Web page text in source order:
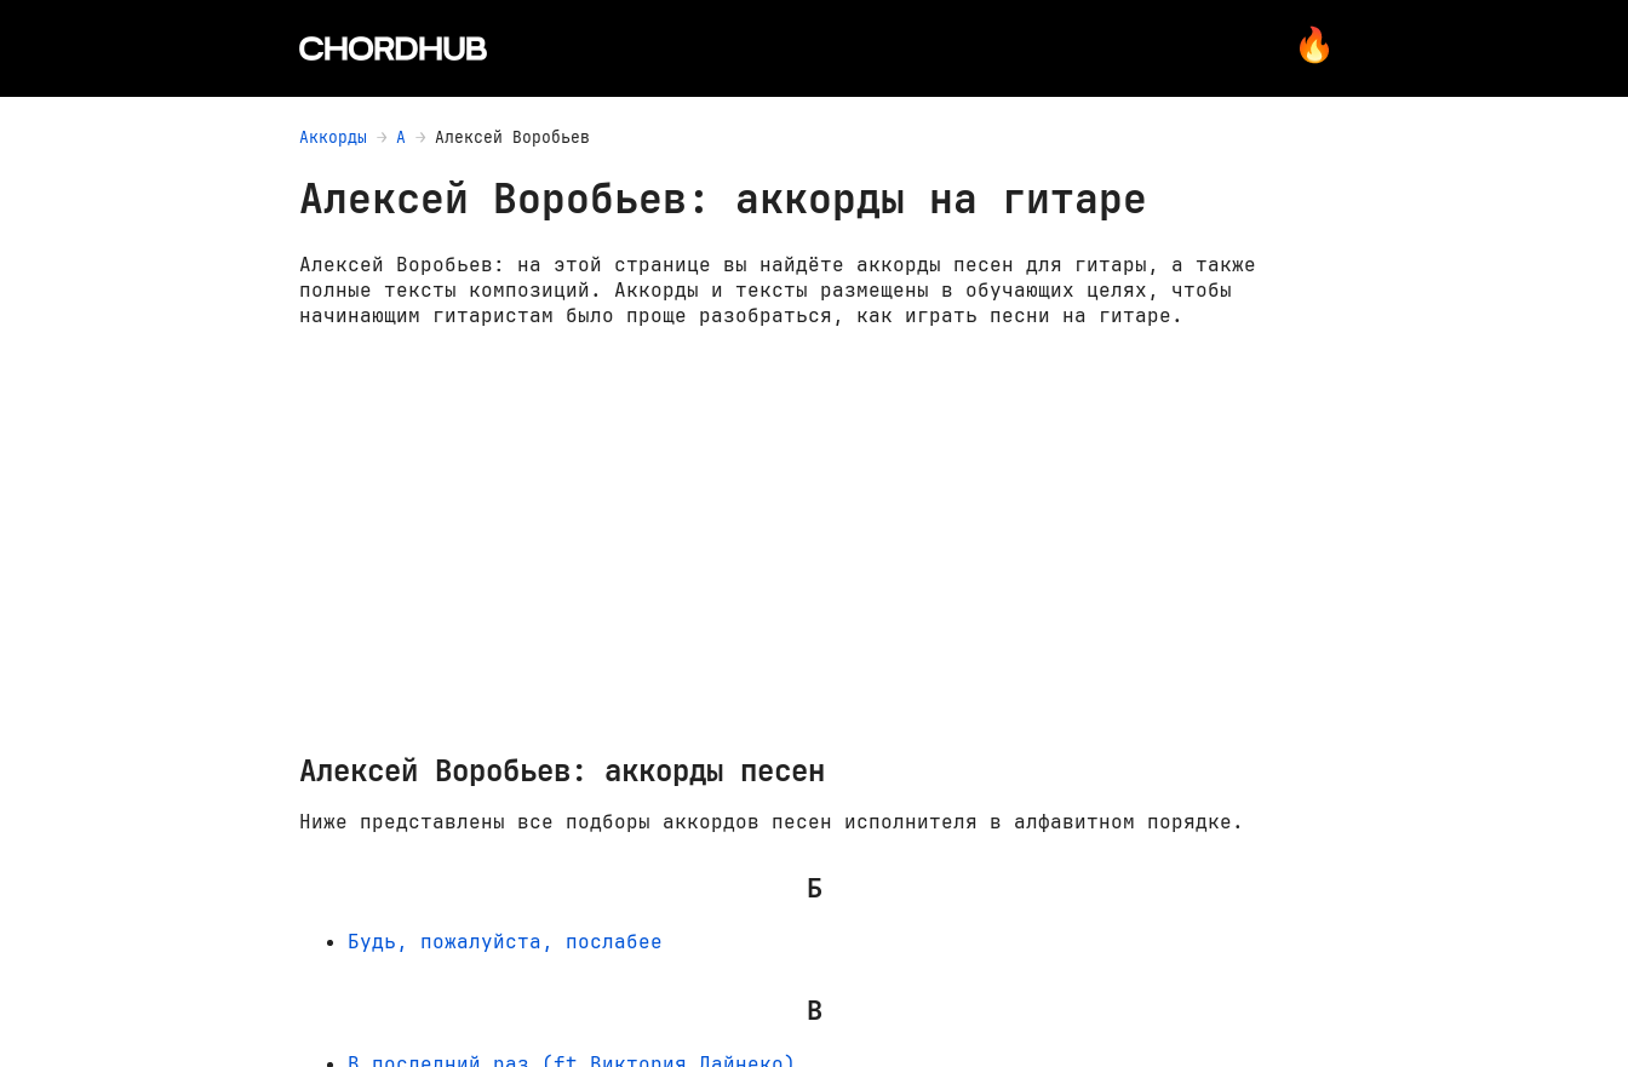
Аккорды А Алексей Воробьев
Алексей Воробьев: аккорды на гитаре
Алексей Воробьев: на этой странице вы найдёте аккорды песен для гитары, а также
полные тексты композиций. Аккорды и тексты размещены в обучающих целях, чтобы
начинающим гитаристам было проще разобраться, как играть песни на гитаре.
Алексей Воробьев: аккорды песен
Ниже представлены все подборы аккордов песен исполнителя в алфавитном порядке.
Б
Будь, пожалуйста, послабее
В